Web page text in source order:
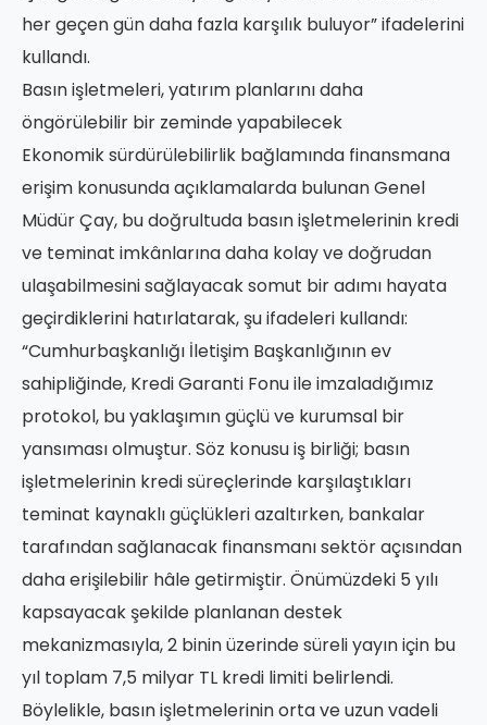
her geçen gün daha fazla karşılık buluyor” ifadelerini
kullandı.
Basın işletmeleri, yatırım planlarını daha
öngörülebilir bir zeminde yapabilecek
Ekonomik sürdürülebilirlik bağlamında finansmana
erişim konusunda açıklamalarda bulunan Genel
Müdür Çay, bu doğrultuda basın işletmelerinin kredi
ve teminat imkânlarına daha kolay ve doğrudan
ulaşabilmesini sağlayacak somut bir adımı hayata
geçirdiklerini hatırlatarak, şu ifadeleri kullandı:
“Cumhurbaşkanlığı İletişim Başkanlığının ev
sahipliğinde, Kredi Garanti Fonu ile imzaladığımız
protokol, bu yaklaşımın güçlü ve kurumsal bir
yansıması olmuştur. Söz konusu iş birliği; basın
işletmelerinin kredi süreçlerinde karşılaştıkları
teminat kaynaklı güçlükleri azaltırken, bankalar
tarafından sağlanacak finansmanı sektör açısından
daha erişilebilir hâle getirmiştir. Önümüzdeki 5 yılı
kapsayacak şekilde planlanan destek
mekanizmasıyla, 2 binin üzerinde süreli yayın için bu
yıl toplam 7,5 milyar TL kredi limiti belirlendi.
Böylelikle, basın işletmelerinin orta ve uzun vadeli